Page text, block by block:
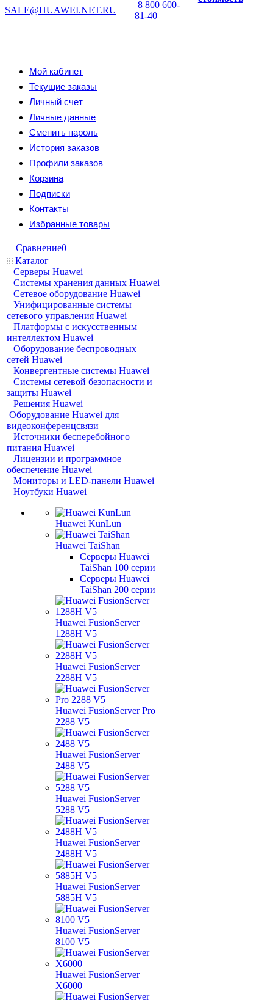
SALE@HUAWEI.NET.RU
8 800 600-
81-40
Мой кабинет
Текущие заказы
Личный счет
Личные данные
Сменить пароль
История заказов
Профили заказов
Корзина
Подписки
Контакты
Избранные товары
Сравнение0
Каталог
Серверы Huawei
Системы хранения данных Huawei
Сетевое оборудование Huawei
Унифицированные системы
сетевого управления Huawei
Платформы с искусственным
интеллектом Huawei
Оборудование беспроводных
сетей Huawei
Конвергентные системы Huawei
Системы сетевой безопасности и
защиты Huawei
Решения Huawei
Оборудование Huawei для
видеоконференцсвязи
Источники бесперебойного
питания Huawei
Лицензии и программное
обеспечение Huawei
Мониторы и LED-панели Huawei
Ноутбуки Huawei
Huawei KunLun
Huawei TaiShan
Серверы Huawei
TaiShan 100 серии
Серверы Huawei
TaiShan 200 серии
Huawei FusionServer
1288H V5
Huawei FusionServer
2288H V5
Huawei FusionServer Pro
2288 V5
Huawei FusionServer
2488 V5
Huawei FusionServer
5288 V5
Huawei FusionServer
2488H V5
Huawei FusionServer
5885H V5
Huawei FusionServer
8100 V5
Huawei FusionServer
X6000